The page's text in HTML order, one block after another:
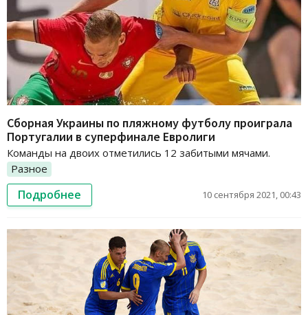
Сборная Украины по пляжному футболу проиграла
Португалии в суперфинале Евролиги
Команды на двоих отметились 12 забитыми мячами.
Разное
Подробнее 10 сентября 2021, 00:43